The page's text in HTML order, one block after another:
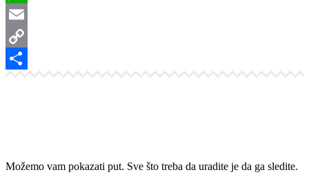
WhatsApp
Email
Copy
Možemo vam pokazati put. Sve što treba da uradite je da ga sledite.